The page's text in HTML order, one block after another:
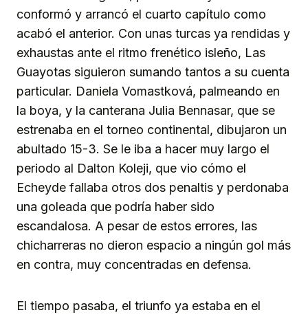
conformó y arrancó el cuarto capítulo como
acabó el anterior. Con unas turcas ya rendidas y
exhaustas ante el ritmo frenético isleño, Las
Guayotas siguieron sumando tantos a su cuenta
particular. Daniela Vomastková, palmeando en
la boya, y la canterana Julia Bennasar, que se
estrenaba en el torneo continental, dibujaron un
abultado 15-3. Se le iba a hacer muy largo el
periodo al Dalton Koleji, que vio cómo el
Echeyde fallaba otros dos penaltis y perdonaba
una goleada que podría haber sido
escandalosa. A pesar de estos errores, las
chicharreras no dieron espacio a ningún gol más
en contra, muy concentradas en defensa.
El tiempo pasaba, el triunfo ya estaba en el